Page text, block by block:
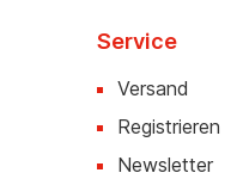
Service
Versand
Registrieren
Newsletter